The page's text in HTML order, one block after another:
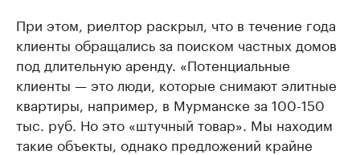
При этом, риелтор раскрыл, что в течение года
клиенты обращались за поиском частных домов
под длительную аренду. «Потенциальные
клиенты — это люди, которые снимают элитные
квартиры, например, в Мурманске за 100-150
тыс. руб. Но это «штучный товар». Мы находим
такие объекты, однако предложений крайне